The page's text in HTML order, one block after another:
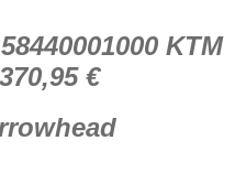
KTM
€